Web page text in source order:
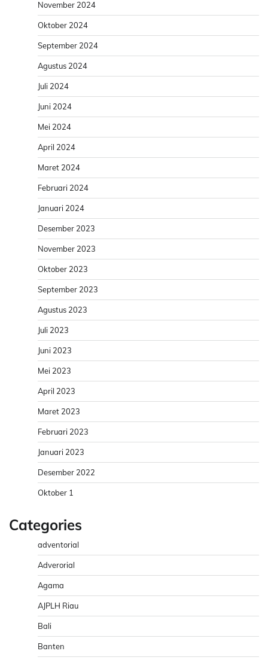
November 2024
Oktober 2024
September 2024
Agustus 2024
Juli 2024
Juni 2024
Mei 2024
April 2024
Maret 2024
Februari 2024
Januari 2024
Desember 2023
November 2023
Oktober 2023
September 2023
Agustus 2023
Juli 2023
Juni 2023
Mei 2023
April 2023
Maret 2023
Februari 2023
Januari 2023
Desember 2022
Oktober 1
Categories
adventorial
Adverorial
Agama
AJPLH Riau
Bali
Banten